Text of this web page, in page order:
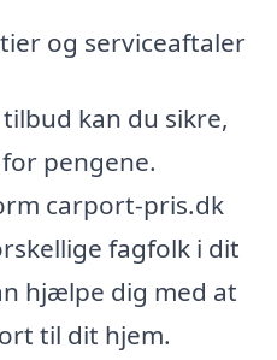
og serviceaftaler
kan du sikre,
pengene.
carport-pris.dk
fagfolk i dit
hjælpe dig med at
til dit hjem.